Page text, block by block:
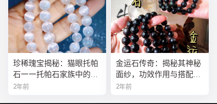
珍稀瑰宝揭秘：猫眼托帕
石——托帕石家族中的绝
美异类
2年前
金运石传奇：揭秘其神秘
面纱，功效作用与搭配法
全解析
2年前